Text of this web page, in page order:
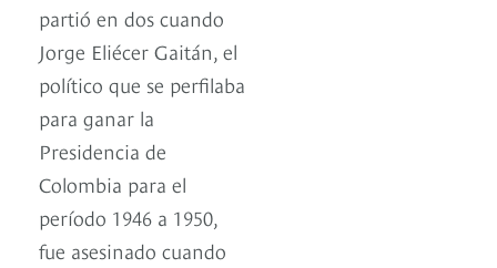
partió en dos cuando
Jorge Eliécer Gaitán, el
político que se perfilaba
para ganar la
Presidencia de
Colombia para el
período 1946 a 1950,
fue asesinado cuando